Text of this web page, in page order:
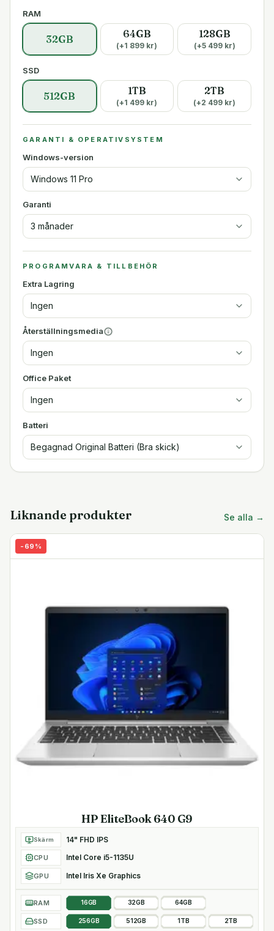
RAM
32GB 64GB
(+1 899 kr)
128GB
(+5 499kr)
SSD
512GB 1TB
(+1 499 kr)
2TB
(+2 499 kr)
GARANTI & OPERATIVSYSTEM
Windows-version
Windows 11 Pro
Garanti
3 månader
PROGRAMVARA & TILLBEHÖR
Extra Lagring
Ingen
Återställningsmedia
Ingen
Office Paket
Ingen
Batteri
Begagnad Original Batteri (Bra skick)
Liknande produkter Se alla →
- 69 %
HP EliteBook 640 G9
Skärm 14" FHD IPS
CPU Intel Core i5-1135U
GPU Intel Iris Xe Graphics
RAM 16GB 32GB 64GB
SSD 256GB 512GB 1TB 2TB